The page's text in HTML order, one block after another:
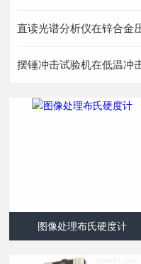
图像处理布氏硬度计